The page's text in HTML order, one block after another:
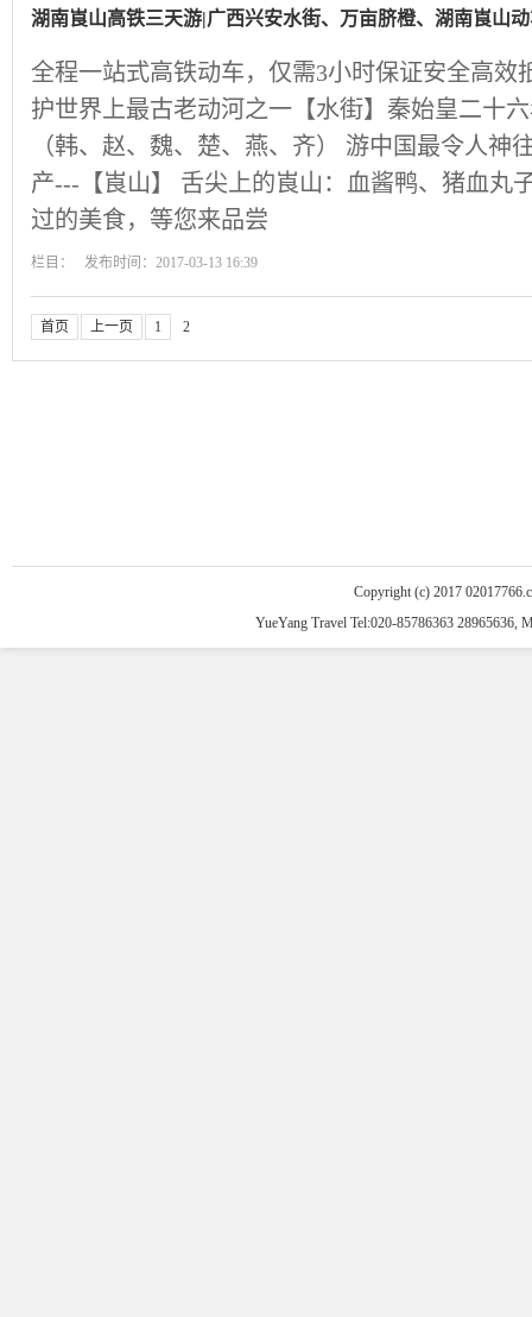
湖南崀山高铁三天游|广西兴安水街、万亩脐橙、湖南崀山
全程一站式高铁动车，仅需3小时保证安全高效
护世界上最古老动河之一【水街】秦始皇二十
（韩、赵、魏、楚、燕、齐） 游中国最令人神
产---【崀山】 舌尖上的崀山：血酱鸭、猪血丸
过的美食，等您来品尝
栏目： 发布时间：2017-03-13 16:39
首页 上一页 1 2
Copyright (c) 2017
YueYang Travel Tel:020-85786363 28965636,